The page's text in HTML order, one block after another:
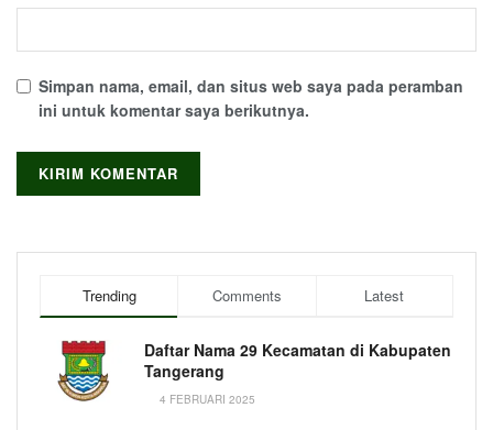
Simpan nama, email, dan situs web saya pada peramban
ini untuk komentar saya berikutnya.
Trending Comments Latest
Daftar Nama 29 Kecamatan di Kabupaten
Tangerang
4 FEBRUARI 2025